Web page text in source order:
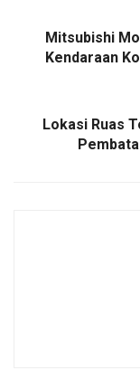
Mitsubishi
Kendaraan
Lokasi Ruas